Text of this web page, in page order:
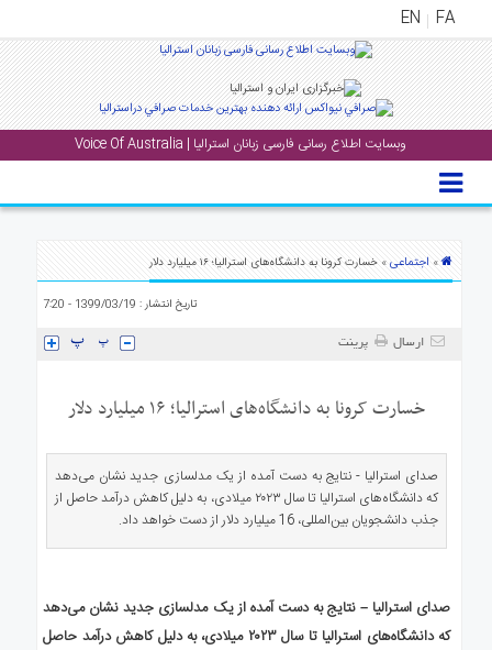
FA
EN
وبسایت اطلاع رسانی فارسی زبانان استرالیا | Voice Of Australia
منوی
اصلی
ارتباط
» اجتماعی» خسارت کرونا به دانشگاه‌های استرالیا؛ ۱۶ میلیارد دلار
تاریخ انتشار : 1399/03/19 - 7:20
ارسال پرینت
خسارت کرونا به دانشگاه‌های استرالیا؛ ۱۶ میلیارد دلار
صدای استرالیا - نتایج به دست آمده از یک مدلسازی جدید نشان می‌دهد
که دانشگاه‌های استرالیا تا سال ۲۰۲۳ میلادی، به دلیل کاهش درآمد حاصل از
جذب دانشجویان بین‌المللی، 16 میلیارد دلار از دست خواهد داد.
صدای استرالیا – نتایج به دست آمده از یک مدلسازی جدید نشان می‌دهد
که دانشگاه‌های استرالیا تا سال ۲۰۲۳ میلادی، به دلیل کاهش درآمد حاصل